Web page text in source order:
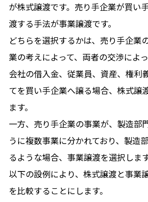
が株式譲渡です。売り手企業が買い
渡する手法が事業譲渡です。
どちらを選択するかは、売り手企業
業の考えによって、両者の交渉によっ
会社の借入金、従業員、資産、権利
てを買い手企業へ譲る場合、株式譲
ます。
一方、売り手企業の事業が、製造部
うに複数事業に分かれており、製造
るような場合、事業譲渡を選択します
以下の設例により、株式譲渡と事業
を比較することにします。